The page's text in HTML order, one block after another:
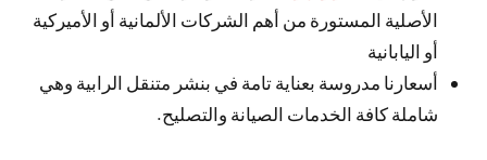
الأصلية المستورة من أهم الشركات الألمانية أو الأميركية
أو اليابانية
أسعارنا مدروسة بعناية تامة في بنشر متنقل الرابية وهي
شاملة كافة الخدمات الصيانة والتصليح.